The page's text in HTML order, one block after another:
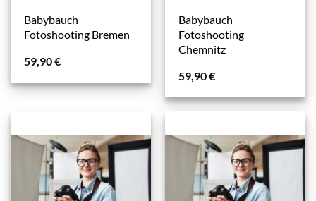
Babybauch
Fotoshooting Bremen
59,90€
Babybauch
Fotoshooting
Chemnitz
59,90€